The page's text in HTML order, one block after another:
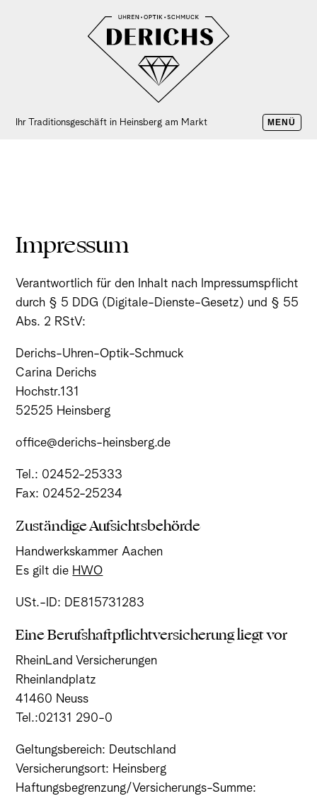
Ihr Traditionsgeschäft in Heinsberg am Markt MENÜ
Impressum
Verantwortlich für den Inhalt nach Impressumspflicht
durch § 5 DDG (Digitale-Dienste-Gesetz) und § 55
Abs. 2 RStV:
Derichs-Uhren-Optik-Schmuck
Carina Derichs
Hochstr.131
52525 Heinsberg
office@derichs-heinsberg.de
Tel.: 02452-25333
Fax: 02452-25234
Zuständige Aufsichtsbehörde
Handwerkskammer Aachen
Es gilt die HWO
USt.-ID: DE815731283
Eine Berufshaftpflichtversicherung liegt vor
RheinLand Versicherungen
Rheinlandplatz
41460 Neuss
Tel.:02131 290-0
Geltungsbereich: Deutschland
Versicherungsort: Heinsberg
Haftungsbegrenzung/Versicherungs-Summe: